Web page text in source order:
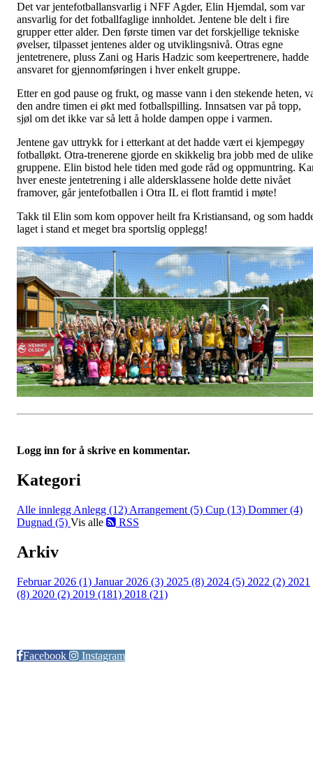
Det var jentefotballansvarlig i NFF Agder, Elin Hjemdal, som var
ansvarlig for det fotballfaglige innholdet. Jentene ble delt i fire
grupper etter alder. Den første timen var det forskjellige tekniske
øvelser, tilpasset jentenes alder og utviklingsnivå. Otras egne
jentetrenere, pluss Zani og Haris Hadzic som keepertrenere, hadde
ansvaret for gjennomføringen i hver enkelt gruppe.
Etter en god pause og frukt, og masse vann i den stekende heten,
den andre timen ei økt med fotballspilling. Innsatsen var på topp,
sjøl om det ikke var så lett å holde dampen oppe i varmen.
Jentene gav uttrykk for i etterkant at det hadde vært ei kjempegøy
fotballøkt. Otra-trenerene gjorde en skikkelig bra jobb med de ulike
gruppene. Elin bistod hele tiden med gode råd og oppmuntring.
hver eneste jentetrening i alle aldersklassene holde dette nivået
framover, går jentefotballen i Otra IL ei flott framtid i møte!
Takk til Elin som kom oppover heilt fra Kristiansand, og som
laget i stand et meget bra sportslig opplegg!
Logg inn for å skrive en kommentar.
Kategori
Alle innlegg Anlegg (12) Arrangement (5) Cup (13) Dommer (4)
Dugnad (5) Vis alle RSS
Arkiv
Februar 2026 (1) Januar 2026 (3) 2025 (8) 2024 (5) 2022 (2) 2021
(8) 2020 (2) 2019 (181) 2018 (21)
Facebook
Instagram